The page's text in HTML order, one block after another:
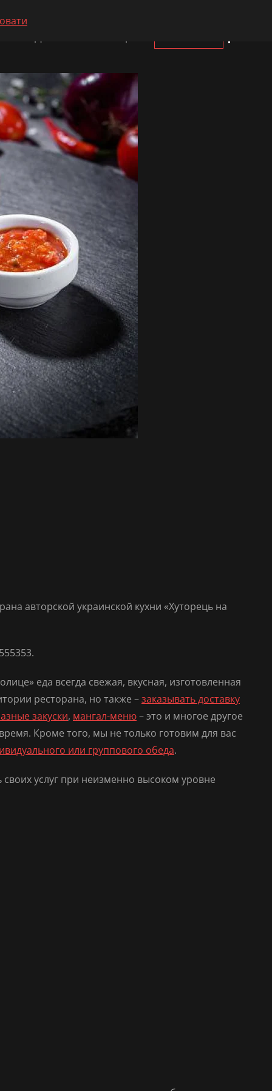
авторской украинской кухни «Хуторець на
еда всегда свежая, вкусная, изготовленная
ресторана, но также –заказывать доставку
закуски, мангал-меню– это и многое другое
Кроме того, мы не только готовим для вас
или группового обеда.
услуг при неизменно высоком уровне